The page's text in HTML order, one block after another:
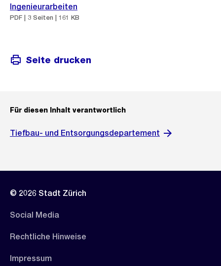
Ingenieurarbeiten
PDF | 3 Seiten | 161 KB
Seite drucken
Für diesen Inhalt verantwortlich
Tiefbau- und Entsorgungsdepartement
© 2026 Stadt Zürich
Social Media
Rechtliche Hinweise
Impressum